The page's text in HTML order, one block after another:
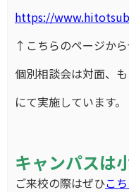
https://
↑こちらのページから
個別相談会は対面、
にて実施しています。
キャンパスは
ご来校の際はぜひこ